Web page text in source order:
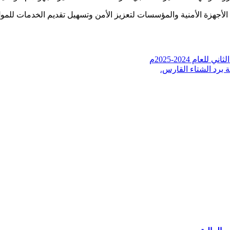
الأمنية والمؤسسات لتعزيز الأمن وتسهيل تقديم الخدمات
2024-2025م
برد الشتاء القارس.